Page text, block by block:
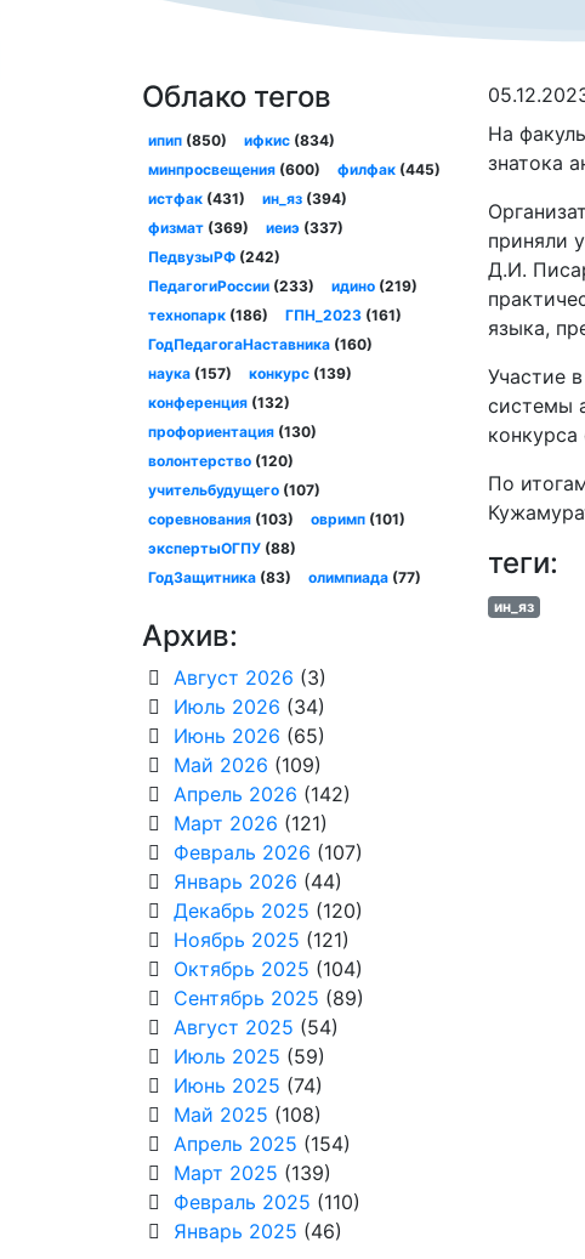
На
знатока
приняли
Д.И.
языка,
Участие
системы
По
теги:
ин_яз
Облако тегов
ипип(850) ифкис (834)
минпросвещения(600) филфак (445)
истфак(431) ин_яз (394)
физмат(369) иеиэ (337)
ПедвузыРФ(242)
ПедагогиРоссии(233) идино (219)
технопарк(186) ГПН_2023 (161)
ГодПедагогаНаставника(160)
наука(157) конкурс (139)
конференция(132)
профориентация(130)
волонтерство(120)
учительбудущего(107)
соревнования(103) овримп (101)
экспертыОГПУ(88)
ГодЗащитника(83) олимпиада (77)
Архив:
Август 2026 (3)
Июль 2026 (34)
Июнь 2026 (65)
Май 2026 (109)
Апрель 2026 (142)
Март 2026 (121)
Февраль 2026 (107)
Январь 2026 (44)
Декабрь 2025 (120)
Ноябрь 2025 (121)
Октябрь 2025 (104)
Сентябрь 2025 (89)
Август 2025 (54)
Июль 2025 (59)
Июнь 2025 (74)
Май 2025 (108)
Апрель 2025 (154)
Март 2025 (139)
Февраль 2025 (110)
Январь 2025 (46)